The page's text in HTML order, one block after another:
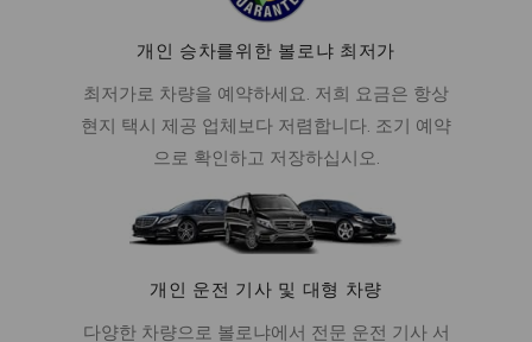
개인 승차를위한 볼로냐 최저가
최저가로 차량을 예약하세요. 저희 요금은 항상
현지 택시 제공 업체보다 저렴합니다. 조기 예약
으로 확인하고 저장하십시오.
개인 운전 기사 및 대형 차량
다양한 차량으로 볼로냐에서 전문 운전 기사 서